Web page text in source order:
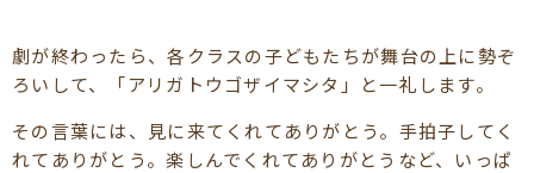
劇が終わったら、各クラスの子どもたちが舞台の上に勢ぞ
ろいして、「アリガトウゴザイマシタ」と一礼します。
その言葉には、見に来てくれてありがとう。手拍子してく
れてありがとう。楽しんでくれてありがとうなど、いっぱ